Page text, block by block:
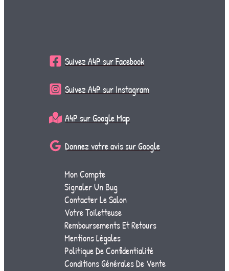
Suivez A4P sur Facebook
Suivez A4P sur Instagram
A4P sur Google Map
Donnez votre avis sur Google
Mon Compte
Signaler Un Bug
Contacter Le Salon
Votre Toiletteuse
Remboursements Et Retours
Mentions Légales
Politique De Confidentialité
Conditions Générales De Vente